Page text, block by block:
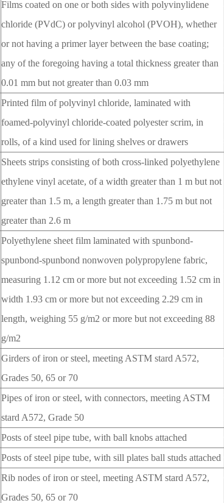
Films coated on one or both sides with polyvinylidene
chloride (PVdC) or polyvinyl alcohol (PVOH), whether
or not having a primer layer between the base coating;
any of the foregoing having a total thickness greater than
0.01 mm but not greater than 0.03 mm
Printed film of polyvinyl chloride, laminated with
foamed-polyvinyl chloride-coated polyester scrim, in
rolls, of a kind used for lining shelves or drawers
Sheets strips consisting of both cross-linked polyethylene
ethylene vinyl acetate, of a width greater than 1 m but not
greater than 1.5 m, a length greater than 1.75 m but not
greater than 2.6 m
Polyethylene sheet film laminated with spunbond-
spunbond-spunbond nonwoven polypropylene fabric,
measuring 1.12 cm or more but not exceeding 1.52 cm in
width 1.93 cm or more but not exceeding 2.29 cm in
length, weighing 55 g/m2 or more but not exceeding 88
g/m2
Girders of iron or steel, meeting ASTM stard A572,
Grades 50, 65 or 70
Pipes of iron or steel, with connectors, meeting ASTM
stard A572, Grade 50
Posts of steel pipe tube, with ball knobs attached
Posts of steel pipe tube, with sill plates ball studs attached
Rib nodes of iron or steel, meeting ASTM stard A572,
Grades 50, 65 or 70